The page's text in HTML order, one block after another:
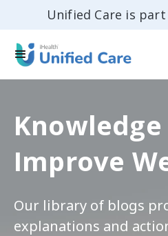
Unified Care is
Improve
Our library of blogs
explanations and